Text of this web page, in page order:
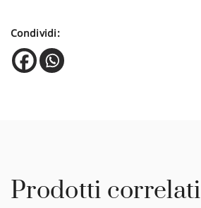
Condividi:
Prodotti correlati